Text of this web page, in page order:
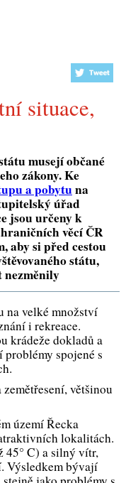
musejí občané
zákony. Ke
a pobytuna
úřad
jsou určeny k
věcí ČR
aby si před cestou
státu,
nezměnily
na velké množství
i rekreace.
krádeže dokladů a
spojené s
většinou
území Řecka
lokalitách.
C) a silný vítr,
Výsledkem bývají